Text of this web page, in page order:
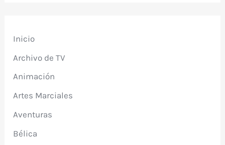
Inicio
Archivo de TV
Animación
Artes Marciales
Aventuras
Bélica